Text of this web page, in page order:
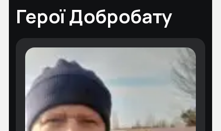
Герої Добробату